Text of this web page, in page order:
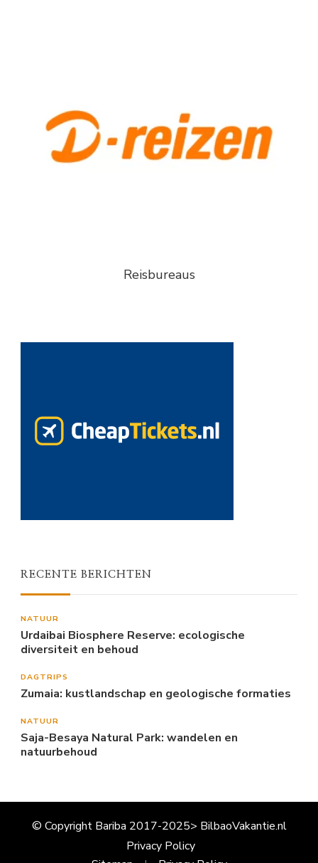
Reisbureaus
RECENTE BERICHTEN
NATUUR
Urdaibai Biosphere Reserve: ecologische
diversiteit en behoud
DAGTRIPS
Zumaia: kustlandschap en geologische formaties
NATUUR
Saja-Besaya Natural Park: wandelen en
natuurbehoud
© Copyright Bariba 2017-2025> BilbaoVakantie.nl
Privacy Policy